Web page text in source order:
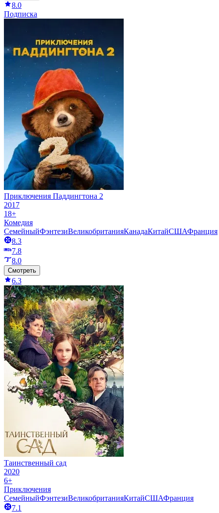
8.0
Подписка
Приключения Паддингтона 2
2017
18+
Комедия
СемейныйФэнтезиВеликобританияКанадаКитайСШАФранция
8.3
7.8
8.0
Смотреть
6.3
Таинственный сад
2020
6+
Приключения
СемейныйФэнтезиВеликобританияКитайСШАФранция
7.1